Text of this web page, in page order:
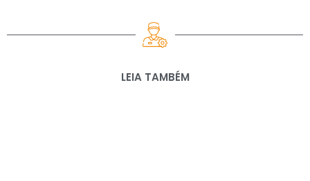
LEIA TAMBÉM